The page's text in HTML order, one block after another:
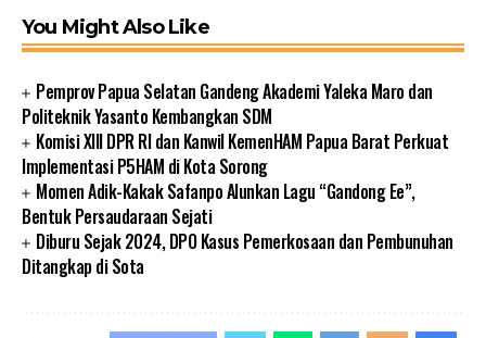
You Might Also Like
Pemprov Papua Selatan Gandeng Akademi Yaleka Maro dan
Politeknik Yasanto Kembangkan SDM
Komisi XIII DPR RI dan Kanwil KemenHAM Papua Barat Perkuat
Implementasi P5HAM di Kota Sorong
Momen Adik-Kakak Safanpo Alunkan Lagu “Gandong Ee”,
Bentuk Persaudaraan Sejati
Diburu Sejak 2024, DPO Kasus Pemerkosaan dan Pembunuhan
Ditangkap di Sota